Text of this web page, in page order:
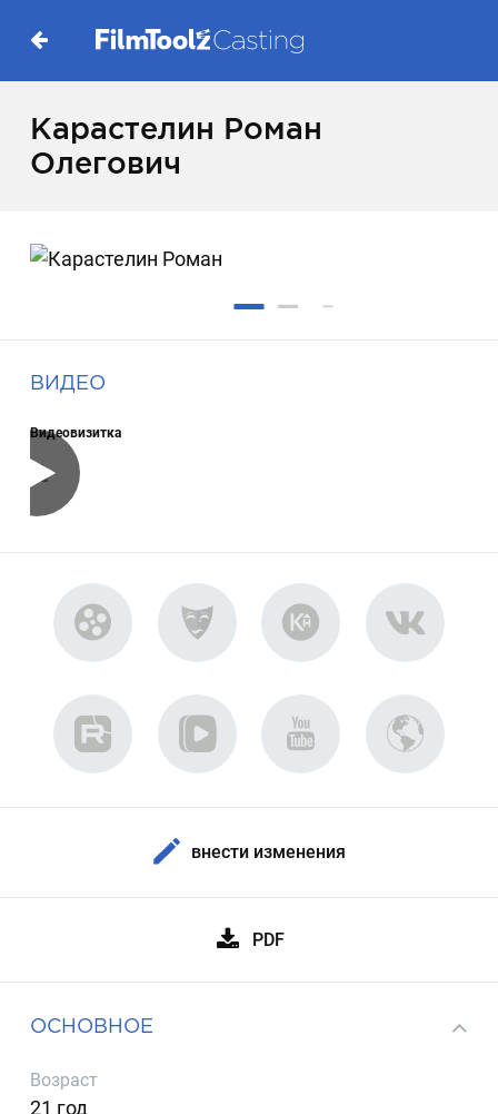
Карастелин Роман
Олегович
ВИДЕО
Видеовизитка
внести изменения
PDF
ОСНОВНОЕ
Возраст
21 год